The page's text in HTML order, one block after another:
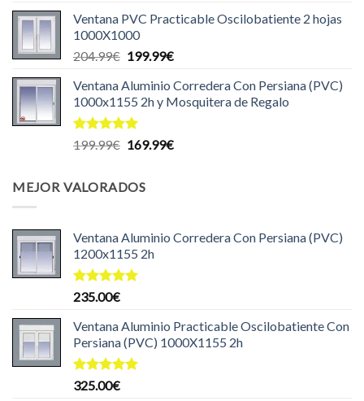
original
era:
140.00€.
actual
130.00€.
Ventana PVC Practicable Oscilobatiente 2 hojas
1000X1000
204.99€ El
original
era:
204.99€.
199.99€El
actual
es:
Ventana Aluminio Corredera Con Persiana (PVC)
1000x1155 2h y Mosquitera de Regalo
Valorado
199.99€ El
era:
169.99€El
MEJOR VALORADOS
Ventana Aluminio Corredera Con Persiana (PVC)
1200x1155 2h
Valorado
de 5
235.00€
Ventana Aluminio Practicable Oscilobatiente Con
Persiana (PVC) 1000X1155 2h
Valorado
325.00€